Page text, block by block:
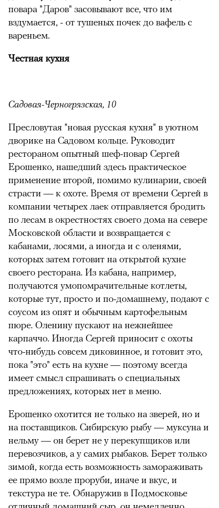
повара "Даров" засовывают все, что им
вздумается, - от тушеных почек до вафель с
вареньем.
Честная кухня
Садовая-Черногрязская, 10
Пресловутая "новая русская кухня" в уютном
дворике на Садовом кольце. Руководит
рестораном опытный шеф-повар Сергей
Ерошенко, нашедший здесь практическое
применение второй, помимо кулинарии, своей
страсти — к охоте. Время от времени Сергей в
компании четырех лаек отправляется бродить
по лесам в окрестностях своего дома на севере
Московской области и возвращается с
кабанами, лосями, а иногда и с оленями,
которых затем готовит на открытой кухне
своего ресторана. Из кабана, например,
получаются умопомрачительные котлеты,
которые тут, просто и по-домашнему, подают с
соусом из опят и обычным картофельным
пюре. Оленину пускают на нежнейшее
карпаччо. Иногда Сергей приносит с охоты
что-нибудь совсем диковинное, и готовит это,
пока "это" есть на кухне — поэтому всегда
имеет смысл спрашивать о специальных
предложениях, которых нет в меню.
Ерошенко охотится не только на зверей, но и
на поставщиков. Сибирскую рыбу — муксуна и
нельму — он берет не у перекупщиков или
перевозчиков, а у самих рыбаков. Берет только
зимой, когда есть возможность замораживать
ее прямо возле проруби, иначе и вкус, и
текстура не те. Обнаружив в Подмосковье
отличный домашний сыр, он немедленно